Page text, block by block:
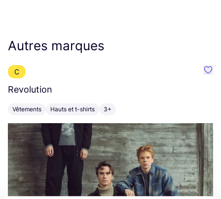
Autres marques
C
Revolution
Vêtements Hauts et t-shirts 3+